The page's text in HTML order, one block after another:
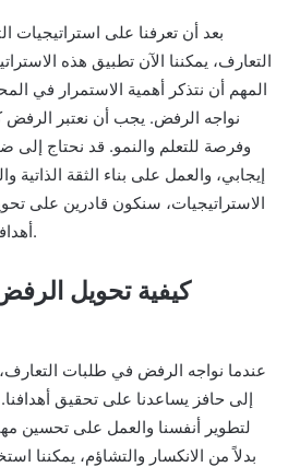
بعد أن تعرفنا على
التعارف، يمكننا الآن تطبيق هذه
المهم أن نتذكر أهمية الاستمرار في
نواجه الرفض. يجب أن نعتبر
وفرصة للتعلم والنمو. قد نحتاج إلى
إيجابي، والعمل على بناء الثقة الذاتية
الاستراتيجيات، سنكون قادرين على
أهدافنا وتحسين حياتنا بشكل عام.
كيفية تحويل
عندما نواجه الرفض في طلبات
إلى حافز يساعدنا على تحقيق
لتطوير أنفسنا والعمل على تحسين
بدلاً من الانكسار والتشاؤم، يمكننا